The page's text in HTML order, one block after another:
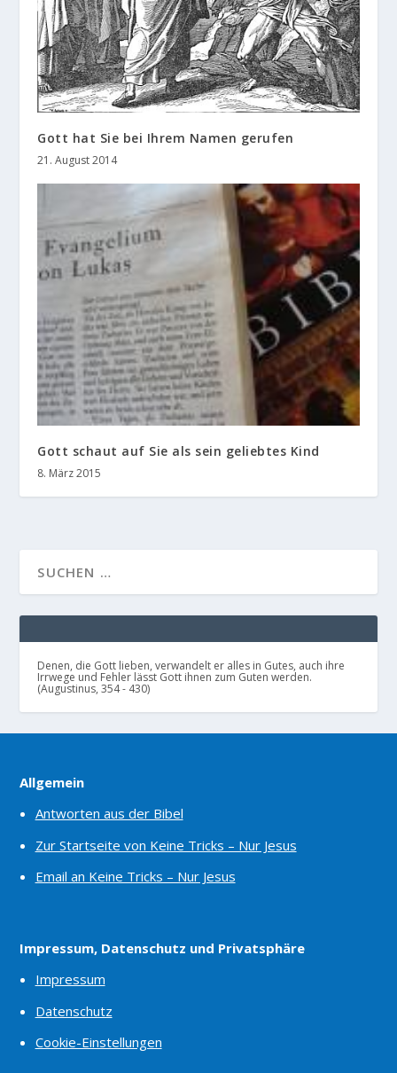
Gott hat Sie bei Ihrem Namen gerufen
21. August 2014
Gott schaut auf Sie als sein geliebtes Kind
8. März 2015
Denen, die Gott lieben, verwandelt er alles in Gutes, auch ihre
Irrwege und Fehler lässt Gott ihnen zum Guten werden.
(Augustinus, 354 - 430)
Allgemein
Antworten aus der Bibel
Zur Startseite von Keine Tricks – Nur Jesus
Email an Keine Tricks – Nur Jesus
Impressum, Datenschutz und Privatsphäre
Impressum
Datenschutz
Cookie-Einstellungen